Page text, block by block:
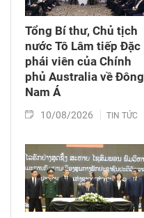
Tổng Bí thư, Chủ tịch
nước Tô Lâm tiếp Đặc
phái viên của Chính
phủ Australia về Đông
Nam Á
10/08/2026 TIN TỨC